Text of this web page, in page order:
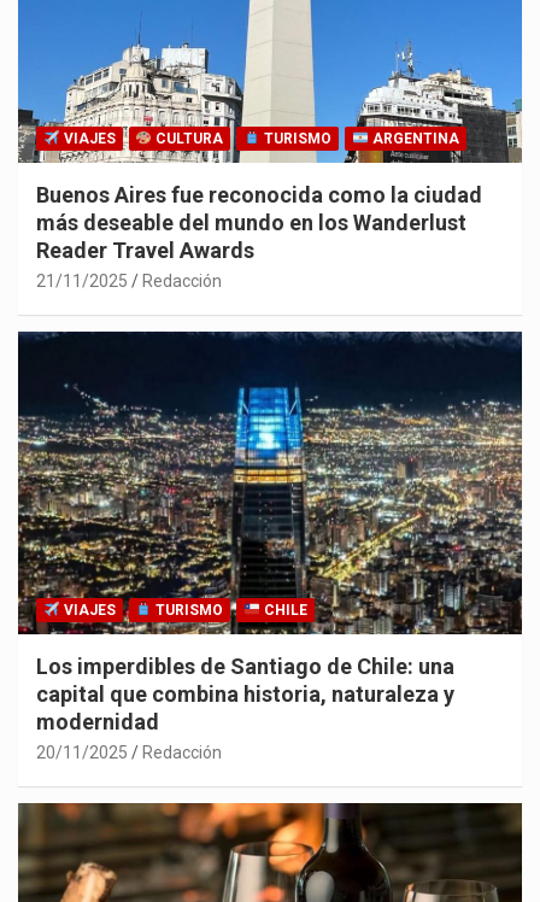
VIAJES CULTURA TURISMO ARGENTINA
Buenos Aires fue reconocida como la ciudad
más deseable del mundo en los Wanderlust
Reader Travel Awards
21/11/2025 Redacción
VIAJES TURISMO CHILE
Los imperdibles de Santiago de Chile: una
capital que combina historia, naturaleza y
modernidad
20/11/2025 Redacción